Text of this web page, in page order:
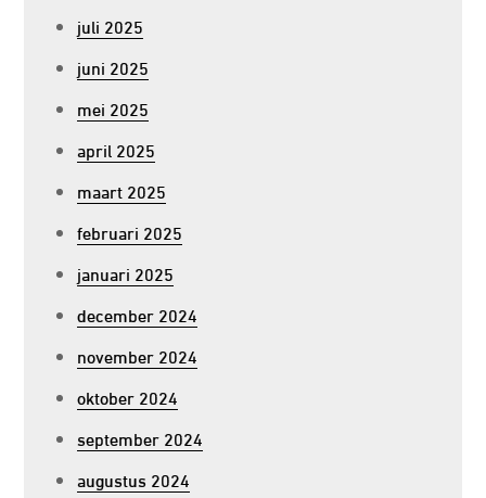
juli 2025
juni 2025
mei 2025
april 2025
maart 2025
februari 2025
januari 2025
december 2024
november 2024
oktober 2024
september 2024
augustus 2024